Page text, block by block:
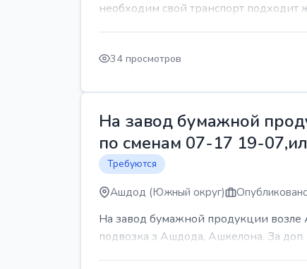
необходим свой транспорт
34 просмотров
На завод бумажной
по сменам 07-17 19-
Требуются
Ашдод (Южный округ)
На завод бумажной продукции возле
подвозка з Ашдода, Ашкелона. За